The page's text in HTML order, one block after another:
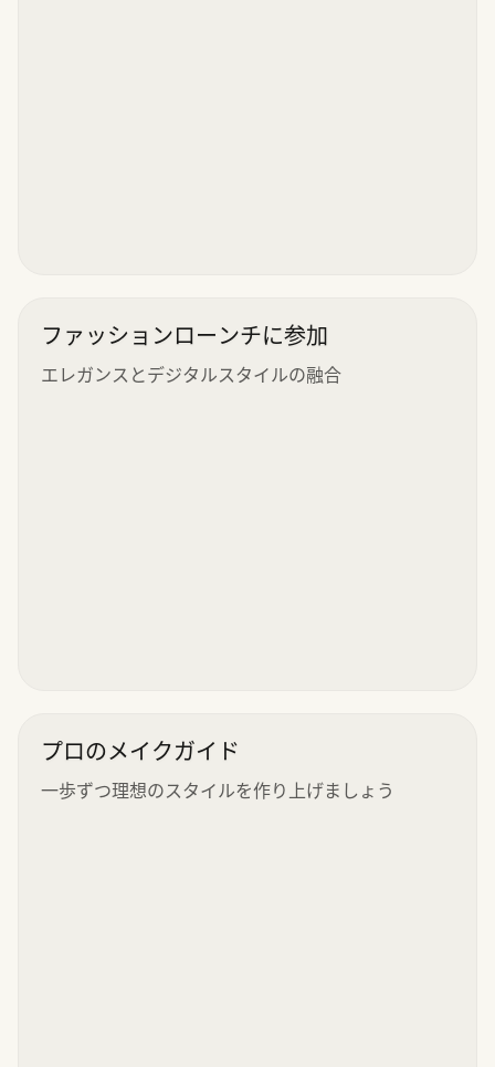
ファッションローンチに参加
エレガンスとデジタルスタイルの融合
プロのメイクガイド
一歩ずつ理想のスタイルを作り上げましょう